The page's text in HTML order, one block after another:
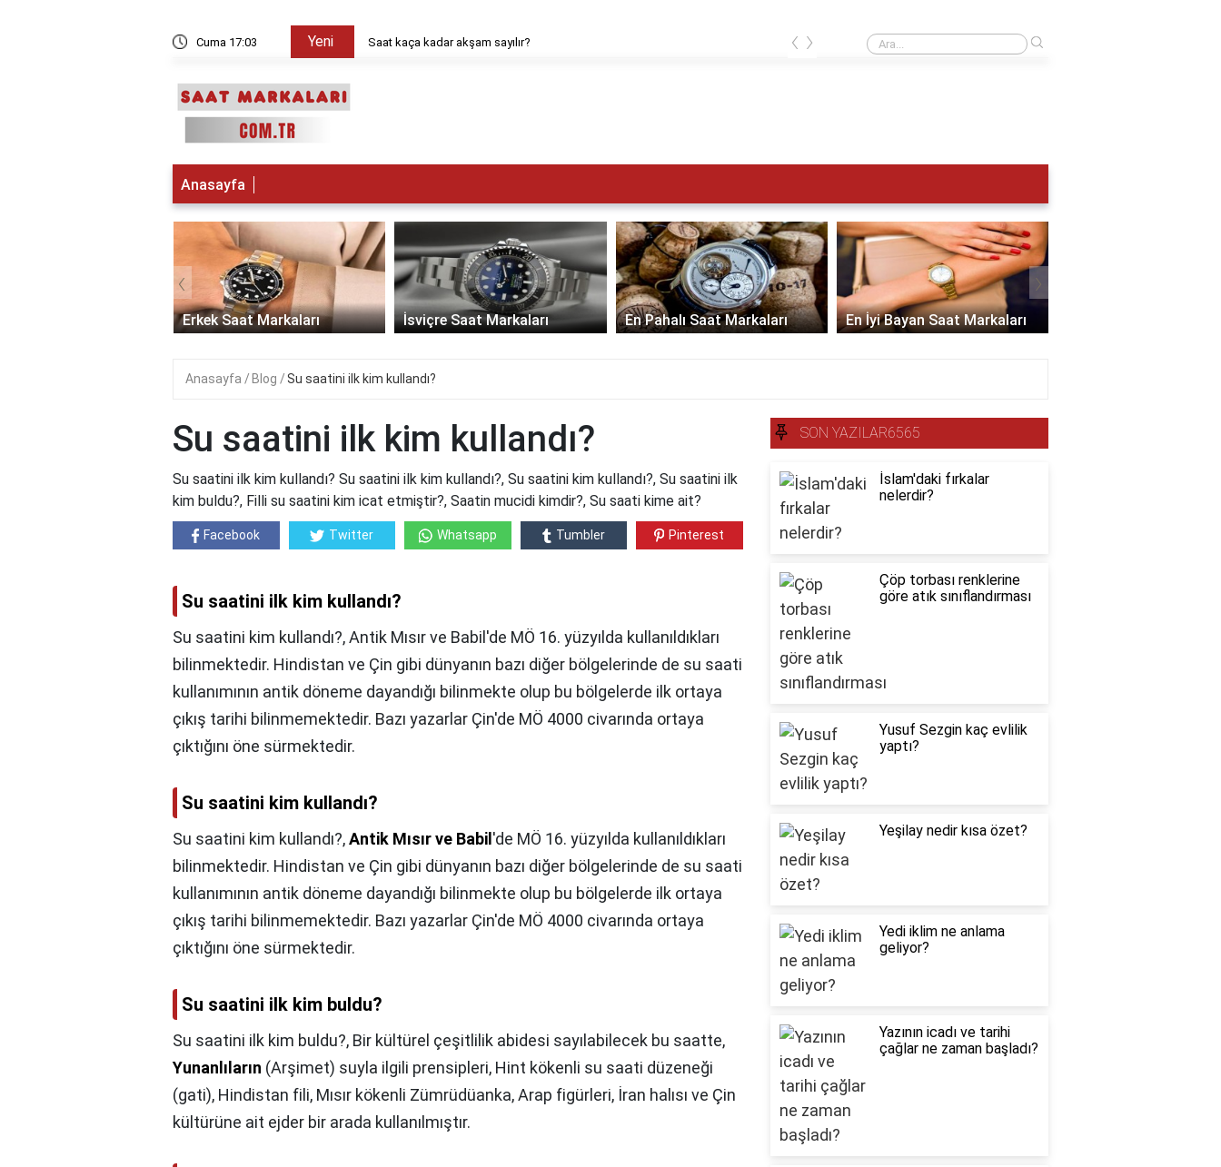
Cuma 17:03 Yeni
sağlayan enerji kaynağı nedir? Saat kaça kadar akşam sayılır? Su sayacı ücretini kim öder?
‹ ›
Anasayfa
Erkek Saat Markaları İsviçre Saat Markaları En Pahalı Saat Markaları En İyi Bayan Saat Markaları
‹ ›
Anasayfa Blog Su saatini ilk kim kullandı?
Su saatini ilk kim kullandı?
Su saatini ilk kim kullandı? Su saatini ilk kim kullandı?, Su saatini kim kullandı?, Su saatini ilk
kim buldu?, Filli su saatini kim icat etmiştir?, Saatin mucidi kimdir?, Su saati kime ait?
Facebook Twitter Whatsapp Tumbler Pinterest
Su saatini ilk kim kullandı?
Su saatini kim kullandı?, Antik Mısır ve Babil'de MÖ 16. yüzyılda kullanıldıkları
bilinmektedir. Hindistan ve Çin gibi dünyanın bazı diğer bölgelerinde de su saati
kullanımının antik döneme dayandığı bilinmekte olup bu bölgelerde ilk ortaya
çıkış tarihi bilinmemektedir. Bazı yazarlar Çin'de MÖ 4000 civarında ortaya
çıktığını öne sürmektedir.
Su saatini kim kullandı?
Su saatini kim kullandı?,Antik Mısır ve Babil 'de MÖ 16. yüzyılda kullanıldıkları
bilinmektedir. Hindistan ve Çin gibi dünyanın bazı diğer bölgelerinde de su saati
kullanımının antik döneme dayandığı bilinmekte olup bu bölgelerde ilk ortaya
çıkış tarihi bilinmemektedir. Bazı yazarlar Çin'de MÖ 4000 civarında ortaya
çıktığını öne sürmektedir.
Su saatini ilk kim buldu?
Su saatini ilk kim buldu?, Bir kültürel çeşitlilik abidesi sayılabilecek bu saatte,
Yunanlıların (Arşimet) suyla ilgili prensipleri, Hint kökenli su saati düzeneği
(gati), Hindistan fili, Mısır kökenli Zümrüdüanka, Arap figürleri, İran halısı ve Çin
kültürüne ait ejder bir arada kullanılmıştır.
SON YAZILAR6565
İslam'daki fırkalar
nelerdir?
Çöp torbası renklerine
göre atık sınıflandırması
Yusuf Sezgin kaç evlilik
yaptı?
Yeşilay nedir kısa özet?
Yedi iklim ne anlama
geliyor?
Yazının icadı ve tarihi
çağlar ne zaman başladı?